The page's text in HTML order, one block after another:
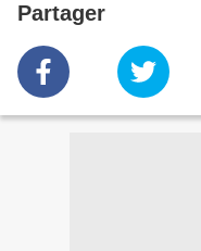
Partager